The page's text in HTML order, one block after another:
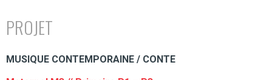
PROJET
MUSIQUE CONTEMPORAINE / CONTE